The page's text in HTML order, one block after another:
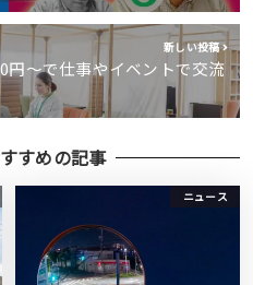
新しい投稿
円〜で仕事やイベントで交流
すめの記事
ニュース